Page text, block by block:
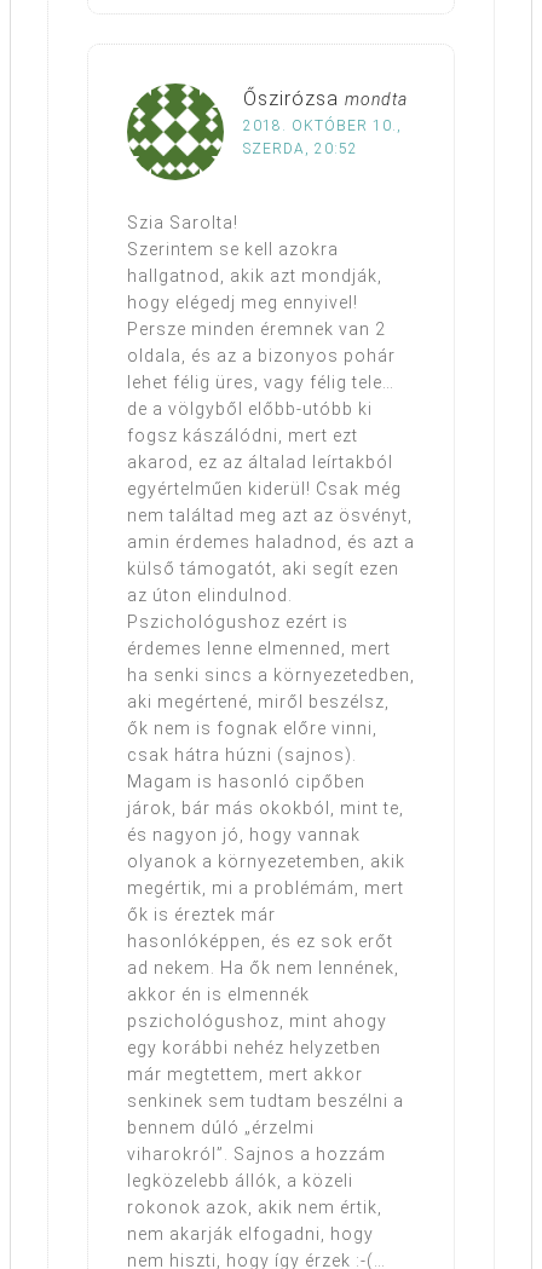
Őszirózsa mondta
2018. OKTÓBER 10.,
SZERDA, 20:52
Szia Sarolta!
Szerintem se kell azokra
hallgatnod, akik azt mondják,
hogy elégedj meg ennyivel!
Persze minden éremnek van 2
oldala, és az a bizonyos pohár
lehet félig üres, vagy félig tele…
de a völgyből előbb-utóbb ki
fogsz kászálódni, mert ezt
akarod, ez az általad leírtakból
egyértelműen kiderül! Csak még
nem találtad meg azt az ösvényt,
amin érdemes haladnod, és azt a
külső támogatót, aki segít ezen
az úton elindulnod.
Pszichológushoz ezért is
érdemes lenne elmenned, mert
ha senki sincs a környezetedben,
aki megértené, miről beszélsz,
ők nem is fognak előre vinni,
csak hátra húzni (sajnos).
Magam is hasonló cipőben
járok, bár más okokból, mint te,
és nagyon jó, hogy vannak
olyanok a környezetemben, akik
megértik, mi a problémám, mert
ők is éreztek már
hasonlóképpen, és ez sok erőt
ad nekem. Ha ők nem lennének,
akkor én is elmennék
pszichológushoz, mint ahogy
egy korábbi nehéz helyzetben
már megtettem, mert akkor
senkinek sem tudtam beszélni a
bennem dúló „érzelmi
viharokról”. Sajnos a hozzám
legközelebb állók, a közeli
rokonok azok, akik nem értik,
nem akarják elfogadni, hogy
nem hiszti, hogy így érzek :-(…